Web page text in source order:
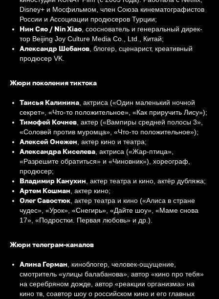
Disney+ и Мосфильмом, член Союза кинематографистов
России и Ассоциации продюсеров Турции;
Нин Сяо / Nin Xiao, со­ос­но­ватель и ге­нераль­ный ди­рек­
тор Beijing Joy Culture Media Co., Ltd., Ки­тай;
Александр Шебанов, блогер, сценарист, креативный
продюсер VK.
Жюри поколения тиктока
Таисья Калинина, актриса («Один маленький ночной
секрет», «Что-то положительное», «Как приручить Лису»);
Тимофей Кочнев, актер («Вампиры средней полосы 3»,
«Соловей против муромца», «Что-то положительное»);
Алексей Онежен, актер кино и театра;
Александра Киселева, актриса («Жар-птица»,
«Разрешите обратиться» и «Чиновник»), хореограф,
продюсер;
Владимир Канухин, актер театра и кино, актёр дубляжа;
Артем Кошман, актер кино;
Олег Савостюк, актер театра и кино («Алиса в стране
чудес», «Урок», «Снегирь», «Дайте шоу», «Маме снова
17», «Подростки. Первая любовь» и др.).
Жюри телеграм-каналов
Алина Герман, киноблогер, человек-ощущение,
смотритель «улицы балабанова», автор «кино про тебя»
на серебряном дожде, автор «реакции организма» на
кино тв, соавтор шоу о российском кино и его главных